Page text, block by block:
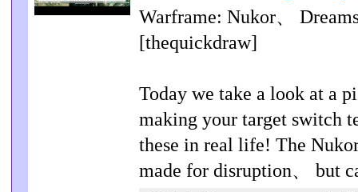
Warframe: Nukor、
[thequickdraw]
Today we take a look at a
making your target switch
these in real life! The
made for disruption、 but